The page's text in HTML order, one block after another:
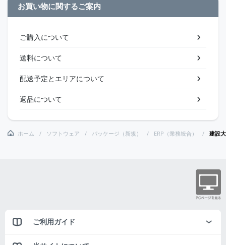
お買い物に関するご案内
ご購入について
送料について
配送予定とエリアについて
返品について
ホーム ソフトウェア パッケージ（新規） ERP（業務統合） 建設
ご利用ガイド